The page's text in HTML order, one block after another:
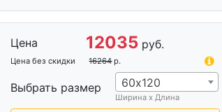
Цена 12035 руб.
Цена без скидки 16264 р.
Выбрать размер 60х120
Ширина х Длина